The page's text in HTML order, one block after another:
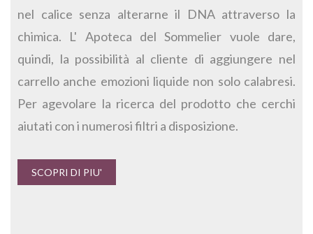
nel calice senza alterarne il DNA attraverso la
chimica. L' Apoteca del Sommelier vuole dare,
quindi, la possibilità al cliente di aggiungere nel
carrello anche emozioni liquide non solo calabresi.
Per agevolare la ricerca del prodotto che cerchi
aiutati con i numerosi filtri a disposizione.
SCOPRI DI PIU'